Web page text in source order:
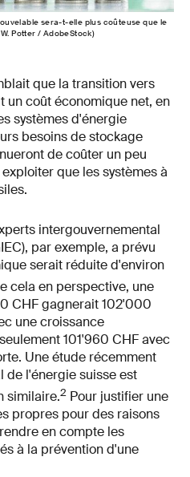
sera-t-elle plus coûteuse que le
Potter / AdobeStock)
que la transition vers
un coût économique net, en
systèmes d'énergie
besoins de stockage
de coûter un peu
que les systèmes à
intergouvernemental
par exemple, a prévu
serait réduite d'environ
cela en perspective, une
CHF gagnerait 102'000
une croissance
101'960 CHF avec
Une étude récemment
l'énergie suisse est
similaire.2 Pour justifier une
propres pour des raisons
en compte les
à la prévention d'une